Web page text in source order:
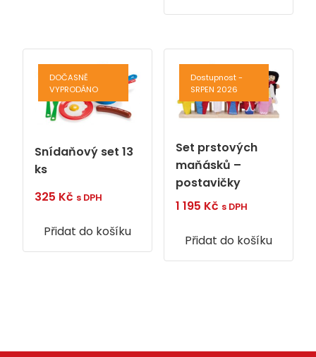
DOČASNĚ
VYPRODÁNO
Snídaňový set 13
ks
325 Kč s DPH
Přidat do košíku
Dostupnost -
SRPEN 2026
Set prstových
maňásků –
postavičky
1 195 Kč s DPH
Přidat do košíku